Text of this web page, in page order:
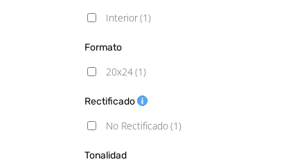
Interior(1)
Formato
20x24(1)
Rectificado
No Rectificado(1)
Tonalidad